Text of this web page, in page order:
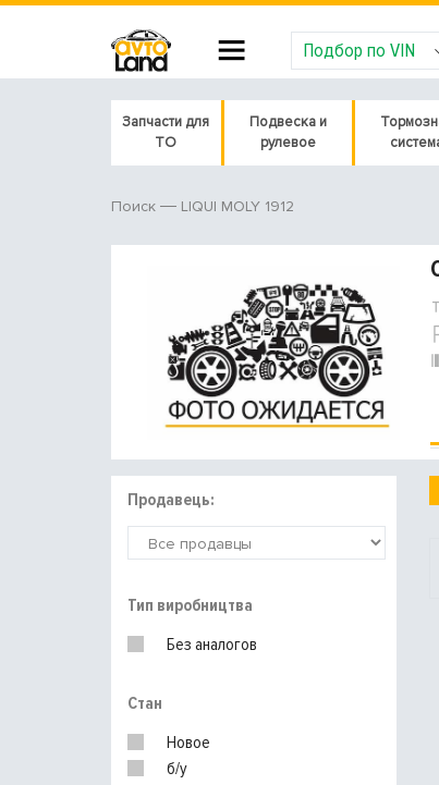
Подбор по VIN
Запчасти для
ТО
Подвеска и
рулевое
Поиск LIQUI MOLY 1912
Продавець:
Тип виробництва
Без аналогов
Стан
Новое
б/у